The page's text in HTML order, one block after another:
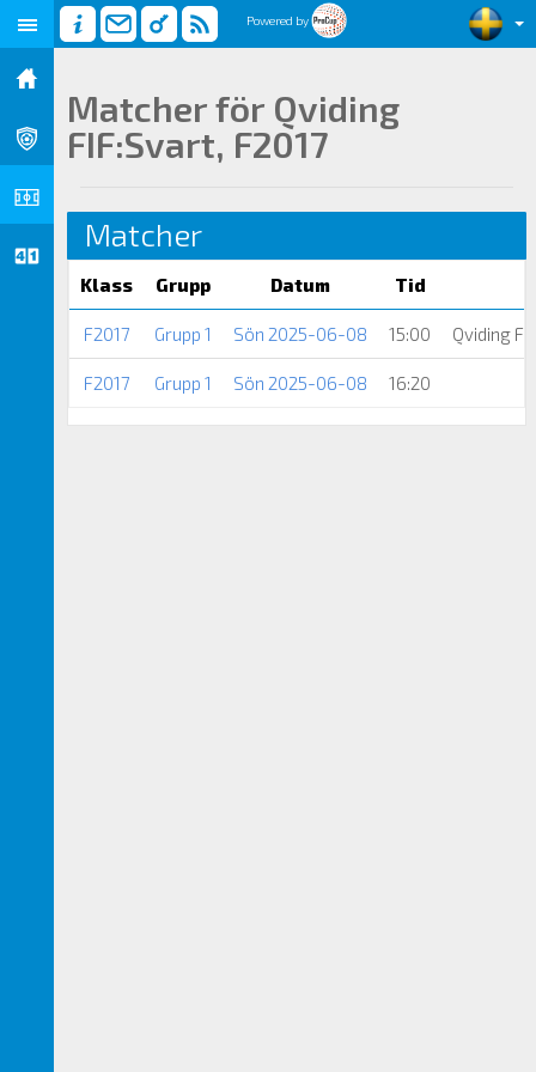
Powered by
Matcher för Qviding
FIF:Svart, F2017
Matcher
Klass Grupp Datum Tid
F2017 Grupp 1 Sön 2025-06-08 15:00 Qviding
F2017 Grupp 1 Sön 2025-06-08 16:20